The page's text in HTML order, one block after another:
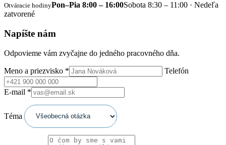
Otváracie hodinyPon–Pia 8:00 – 16:00Sobota 8:30 – 11:00 · Nedeľa
zatvorené
Napíšte nám
Odpovieme vám zvyčajne do jedného pracovného dňa.
Meno a priezvisko * Telefón
E-mail *
Téma